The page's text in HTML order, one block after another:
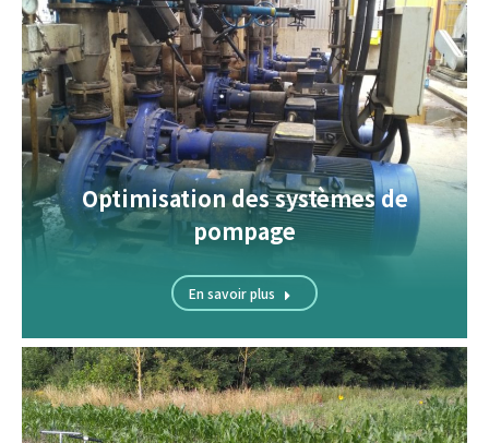
Optimisation des systèmes de
pompage
En savoir plus